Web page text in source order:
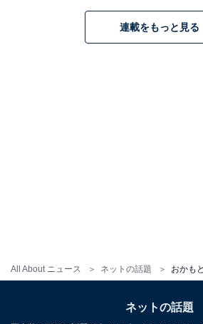
All About ニュース ネットの話題
連載をもっと見る
ネットの話題